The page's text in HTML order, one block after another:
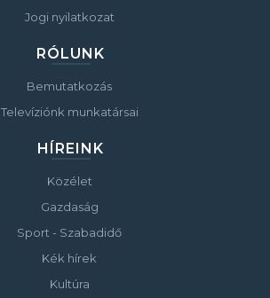
Jogi nyilatkozat
RÓLUNK
Bemutatkozás
Televíziónk munkatársai
HÍREINK
Közélet
Gazdaság
Sport - Szabadidő
Kék hírek
Kultúra